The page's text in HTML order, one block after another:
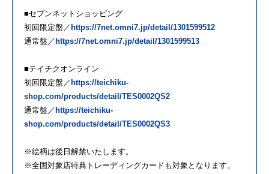
■セブンネットショッピング
初回限定盤／ https://7net.omni7.jp/detail/1301599512
通常盤／ https://7net.omni7.jp/detail/1301599513
■テイチクオンライン
初回限定盤／ https://teichiku-
shop.com/products/detail/TES0002QS2
通常盤／ https://teichiku-
shop.com/products/detail/TES0002QS3
※絵柄は後日解禁いたします。
※全国対象店特典トレーディングカードも対象となります。